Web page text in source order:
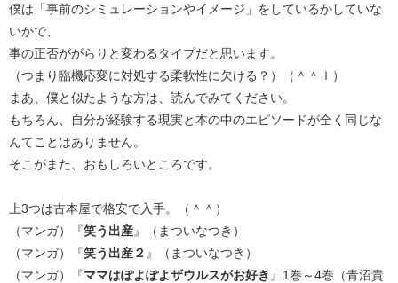
僕は「事前のシミュレーションやイメージ」をしているかしていな
いかで、
事の正否ががらりと変わるタイプだと思います。
（つまり臨機応変に対処する柔軟性に欠ける？）（＾＾ｌ）
まあ、僕と似たような方は、読んでみてください。
もちろん、自分が経験する現実と本の中のエピソードが全く同じな
んてことはありません。
そこがまた、おもしろいところです。
上3つは古本屋で格安で入手。（＾＾）
（マンガ）『笑う出産』（まついなつき）
（マンガ）『笑う出産２ 』（まついなつき）
（マンガ）『ママはぽよぽよザウルスがお好き 』1巻～4巻（青沼貴